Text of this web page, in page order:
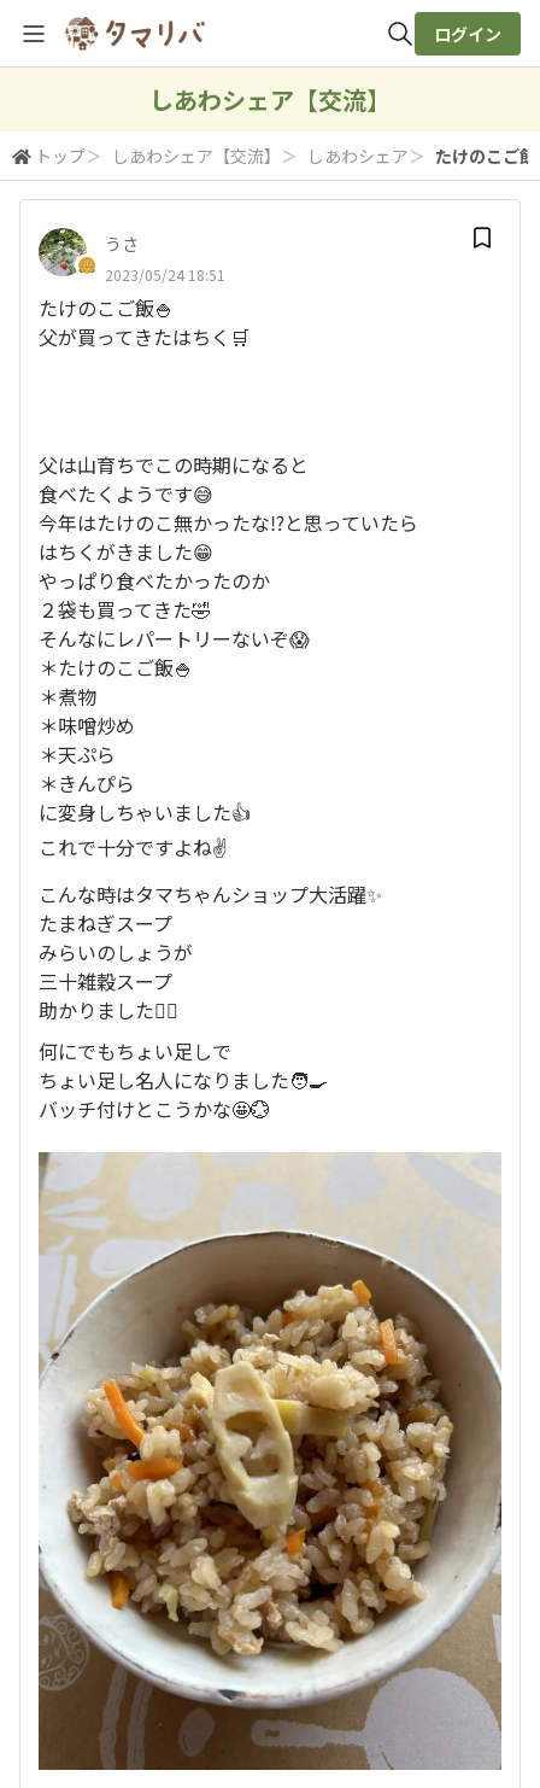
検索
ログイン
しあわシェア【交流】
トップ＞ しあわシェア【交流】 ＞ しあわシェア＞ たけのこご
うさ
2023/05/24 18:51
たけのこご飯🍚
父が買ってきたはちく🛒
父は山育ちでこの時期になると
食べたくようです😅
今年はたけのこ無かったな⁉️と思っていたら
はちくがきました😁
やっぱり食べたかったのか
２袋も買ってきた🤣
そんなにレパートリーないぞ😱
＊たけのこご飯🍚
＊煮物
＊味噌炒め
＊天ぷら
＊きんぴら
に変身しちゃいました👍
これで十分ですよね✌️
こんな時はタマちゃんショップ大活躍✨
たまねぎスープ
みらいのしょうが
三十雑穀スープ
助かりました🙇‍♀️
何にでもちょい足しで
ちょい足し名人になりました🧑‍🍳
バッチ付けとこうかな🤩💮